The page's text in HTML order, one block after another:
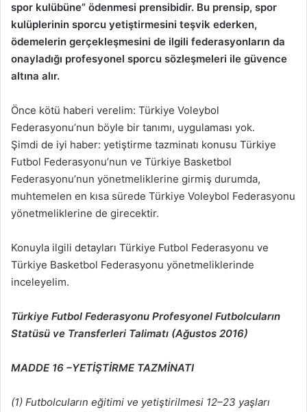
spor kulübüne” ödenmesi prensibidir. Bu prensip, spor
kulüplerinin sporcu yetiştirmesini teşvik ederken,
ödemelerin gerçekleşmesini de ilgili federasyonların da
onayladığı profesyonel sporcu sözleşmeleri ile güvence
altına alır.
Önce kötü haberi verelim: Türkiye Voleybol
Federasyonu’nun böyle bir tanımı, uygulaması yok.
Şimdi de iyi haber: yetiştirme tazminatı konusu Türkiye
Futbol Federasyonu’nun ve Türkiye Basketbol
Federasyonu’nun yönetmeliklerine girmiş durumda,
muhtemelen en kısa sürede Türkiye Voleybol Federasyonu
yönetmeliklerine de girecektir.
Konuyla ilgili detayları Türkiye Futbol Federasyonu ve
Türkiye Basketbol Federasyonu yönetmeliklerinde
inceleyelim.
Türkiye Futbol Federasyonu Profesyonel Futbolcuların
Statüsü ve Transferleri Talimatı (Ağustos 2016)
MADDE 16 –YETİŞTİRME TAZMİNATI
(1) Futbolcuların eğitimi ve yetiştirilmesi 12–23 yaşları